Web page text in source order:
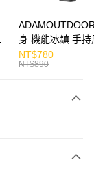
身 機能冰鎮 手持
掛繩
NT$780
NT$890